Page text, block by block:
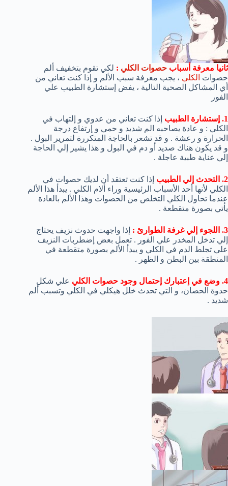
ثانيا معرفة أسباب حصوات الكلي : لكي تقوم بتخفيف ألم
حصوات الكلي ، يجب معرفة سبب الألم و إذا كنت تعاني من
أي المشاكل الصحية التالية ، يفض إستشارة الطبيب علي
الفور
1. إستشارة الطبيب
إذا كنت تعاني من عدوي و إلتهاب في
الكلي : و عادة يصاحبه الم شديد و حمي و إرتفاع درجة
الحرارة و رعشة . و قد تشعر بالحاجة المتكررة لتمرير البول .
و قد يكون هناك صديد أو دم في البول و هذا يشير إلي الحاجة
إلي عناية طبية عاجلة .
2. التحدث إلي الطبيب
إذا كنت تعتقد أن لديك حصوات في
الكلي لأنها أحد الأسباب الرئيسية وراء ألام الكلي . يبدأ هذا الألم
عندما تحاول الكلي التخلص من الحصوات وهذا الألم بالعادة
يأتي بصورة متقطعة .
3. اللجوء إلي غرفة الطوارئ :
إذا واجهت حدوث نزيف يحتاج
إلي تدخل المخدر علي الفور . تعمل بعض إضطربات النزيف
علي تجلط الدم في الكلي و يبدأ الألم بصورة متقطعة في
المنطقة بين البطن و الظهر .
4. وضع في إعتبارك إحتمال وجود حصوات الكلي
علي شكل
حدوة الحصان، و التي تحدث خلل هيكلي في الكلي وتسبب ألم
شديد .